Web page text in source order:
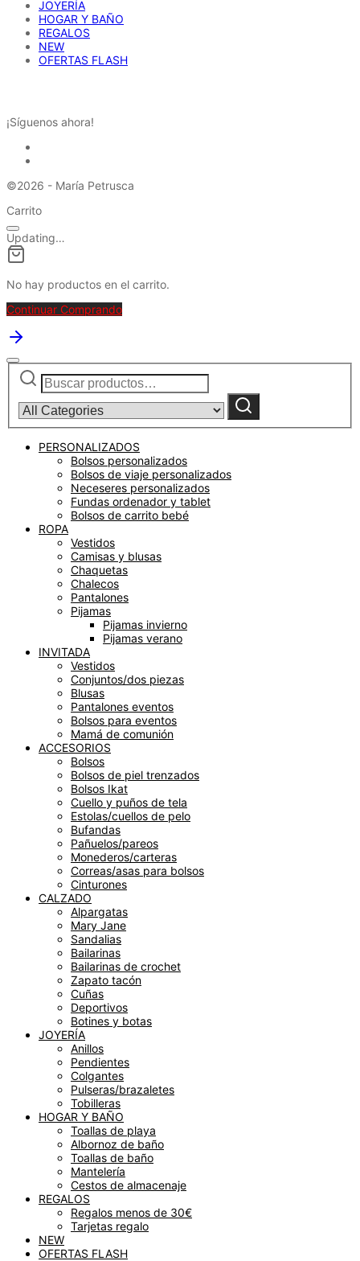
JOYERÍA
HOGAR Y BAÑO
REGALOS
NEW
OFERTAS FLASH
¡Síguenos ahora!
©2026 - María Petrusca
Carrito
Updating…
No hay productos en el carrito.
Continuar Comprando
Buscar
por:
category:
Buscar
PERSONALIZADOS
Bolsos personalizados
Bolsos de viaje personalizados
Neceseres personalizados
Fundas ordenador y tablet
Bolsos de carrito bebé
ROPA
Vestidos
Camisas y blusas
Chaquetas
Chalecos
Pantalones
Pijamas
Pijamas invierno
Pijamas verano
INVITADA
Vestidos
Conjuntos/dos piezas
Blusas
Pantalones eventos
Bolsos para eventos
Mamá de comunión
ACCESORIOS
Bolsos
Bolsos de piel trenzados
Bolsos Ikat
Cuello y puños de tela
Estolas/cuellos de pelo
Bufandas
Pañuelos/pareos
Monederos/carteras
Correas/asas para bolsos
Cinturones
CALZADO
Alpargatas
Mary Jane
Sandalias
Bailarinas
Bailarinas de crochet
Zapato tacón
Cuñas
Deportivos
Botines y botas
JOYERÍA
Anillos
Pendientes
Colgantes
Pulseras/brazaletes
Tobilleras
HOGAR Y BAÑO
Toallas de playa
Albornoz de baño
Toallas de baño
Mantelería
Cestos de almacenaje
REGALOS
Regalos menos de 30€
Tarjetas regalo
NEW
OFERTAS FLASH